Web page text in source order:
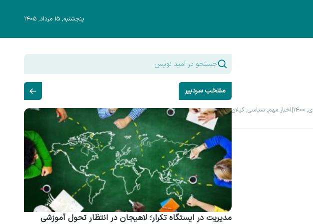
پنجشنبه, ۱۵ مرداد, ۱۴۰۵
|اخبار مهم, سیاسی, گیلان
منتخب سردبیر
مدیریت در ایستگاه تکرار؛ لاهیجان در انتظار تحول آموزشی